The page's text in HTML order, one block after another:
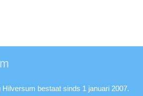
Hilversum bestaat sinds 1 januari 2007.